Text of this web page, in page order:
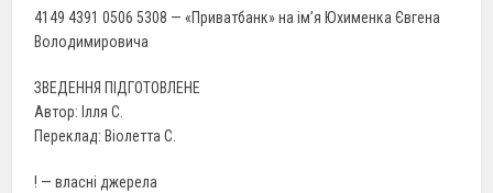
4149 4391 0506 5308 — «Приватбанк» на ім’я Юхименка Євгена
Володимировича
ЗВЕДЕННЯ ПІДГОТОВЛЕНЕ
Автор: Ілля С.
Переклад: Віолетта С.
! — власні джерела